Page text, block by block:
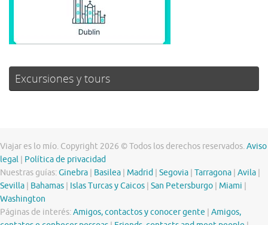
Excursiones y tours
Viajar es lo mío. Copyright 2026 © Todos los derechos reservados.Aviso
legal
Política de privacidad
Nuestras guías:Ginebra Basilea Madrid Segovia Tarragona Avila
Sevilla
Bahamas Islas Turcas y Caicos San Petersburgo Miami
Washington
Páginas de interés:Amigos, contactos y conocer gente
Amigos,